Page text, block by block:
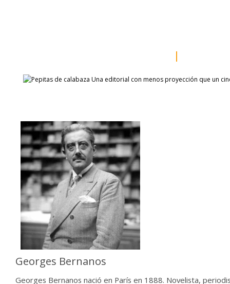
Georges Bernanos
Georges Bernanos nació en París en 1888. Novelista,